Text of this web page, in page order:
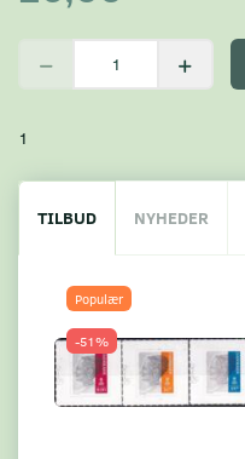
1
TILBUD NYHEDER
Populær
-51%